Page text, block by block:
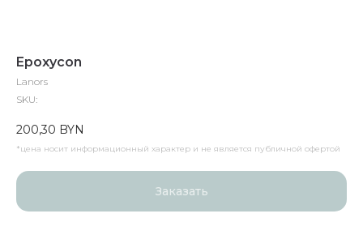
Epoxycon
Lanors
SKU:
200,30 BYN
*цена носит информационный характер и не является публичной офертой
Заказать